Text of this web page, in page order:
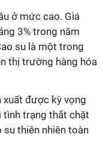
ở mức cao. Giá
3% trong năm
su là một trong
thị trường hàng hóa
xuất được kỳ vọng
tình trạng thắt chặt
thiên nhiên toàn